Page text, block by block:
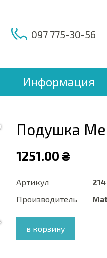
097 775-30-56
Информация
Подушка
1251.00 ₴
Артикул
214
Производитель
в корзину